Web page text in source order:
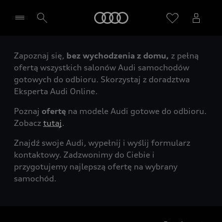
Wybierz Twojego Partnera Audi
Zapoznaj się, bez wychodzenia z domu, z pełną
ofertą wszystkich salonów Audi samochodów
gotowych do odbioru. Skorzystaj z doradztwa
Eksperta Audi Online.
Poznaj ofertę na modele Audi gotowe do odbioru.
Zobacz tutaj.
Znajdź swoje Audi, wypełnij i wyślij formularz
kontaktowy. Zadzwonimy do Ciebie i
przygotujemy najlepszą ofertę na wybrany
samochód.